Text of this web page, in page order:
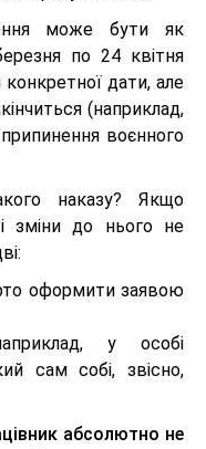
може бути як
по 24 квітня
конкретної дати, але
(наприклад,
воєнного
наказу? Якщо
зміни до нього не
оформити заявою
у особі
сам собі, звісно,
абсолютно не